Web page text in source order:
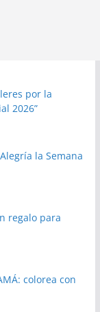
por la
2026”
la Semana
regalo para
colorea con